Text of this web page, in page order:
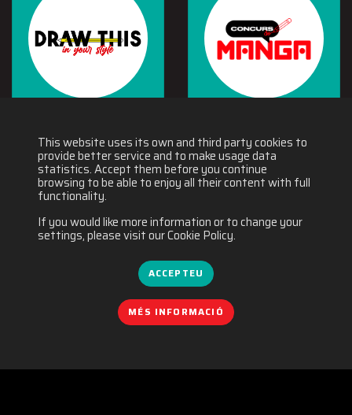
This website uses its own and third party cookies to
provide better service and to make usage data
statistics. Accept them before you continue
browsing to be able to enjoy all their content with full
functionality.
If you would like more information or to change your
settings, please visit our Cookie Policy.
ACCEPTEU
MÉS INFORMACIÓ